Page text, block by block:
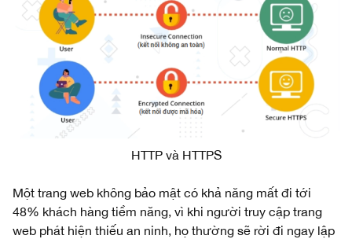
HTTP và HTTPS
Một trang web không bảo mật có khả năng mất đi tới
48% khách hàng tiềm năng, vì khi người truy cập trang
web phát hiện thiếu an ninh, họ thường sẽ rời đi ngay lập